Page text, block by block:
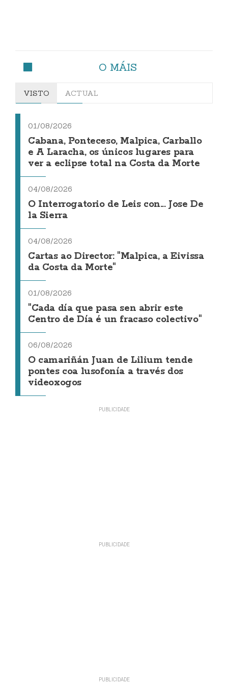
O MÁIS
VISTO ACTUAL
01/08/2026
Cabana, Ponteceso, Malpica, Carballo
e A Laracha, os únicos lugares para
ver a eclipse total na Costa da Morte
04/08/2026
O Interrogatorio de Leis con... Jose De
la Sierra
04/08/2026
Cartas ao Director: "Malpica, a Eivissa
da Costa da Morte"
01/08/2026
"Cada día que pasa sen abrir este
Centro de Día é un fracaso colectivo"
06/08/2026
O camariñán Juan de Lilium tende
pontes coa lusofonía a través dos
videoxogos